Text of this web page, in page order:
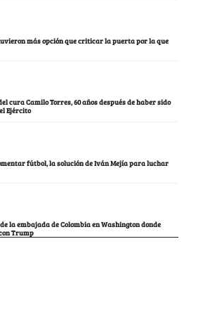
más opción que criticar la puerta por la que
cura Camilo Torres, 60 años después de haber sido
Ejército
fútbol, la solución de Iván Mejía para luchar
la embajada de Colombia en Washington donde
Trump